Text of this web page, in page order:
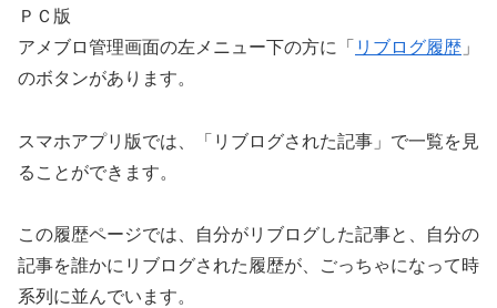
ＰＣ版
アメブロ管理画面の左メニュー下の方に「 リブログ履歴 」
のボタンがあります。
スマホアプリ版では、「リブログされた記事」で一覧を見
ることができます。
この履歴ページでは、自分がリブログした記事と、自分の
記事を誰かにリブログされた履歴が、ごっちゃになって時
系列に並んでいます。